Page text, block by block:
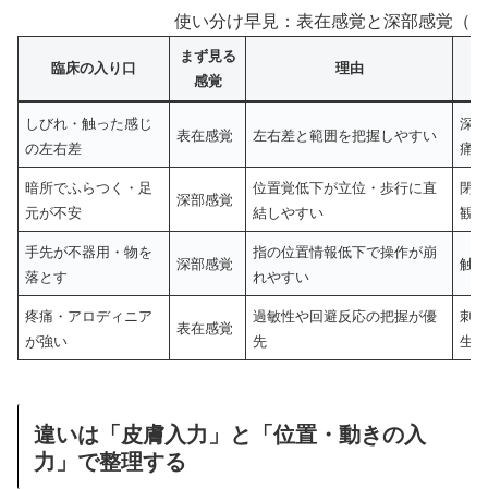
使い分け早見：表在感覚と深部感覚（
臨床の入り口
まず見る
感覚
理由
しびれ・触った感じ
の左右差
表在感覚 左右差と範囲を把握しやすい
深
痛
暗所でふらつく・足
元が不安
深部感覚
位置覚低下が立位・歩行に直
結しやすい
閉
観察
手先が不器用・物を
落とす
深部感覚
指の位置情報低下で操作が崩
れやすい
触
疼痛・アロディニア
が強い
表在感覚
過敏性や回避反応の把握が優
先
刺
生
違いは「皮膚入力」と「位置・動きの入
力」で整理する